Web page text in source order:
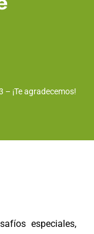
– ¡Te agradecemos!
especiales,